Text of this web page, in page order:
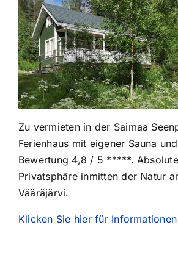
Zu vermieten in der Saimaa
Ferienhaus mit eigener Sauna
Bewertung 4,8 / 5 *****.
Privatsphäre inmitten der Natur
Vääräjärvi.
Klicken Sie hier für Informationen